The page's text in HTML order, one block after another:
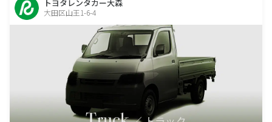
トヨタレンタカー大森
大田区山王1-6-4